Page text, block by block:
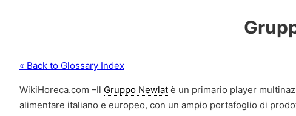
« Back to Glossary Index
WikiHoreca.com –Il Gruppo Newlat è un primario player
alimentare italiano e europeo, con un ampio portafoglio di